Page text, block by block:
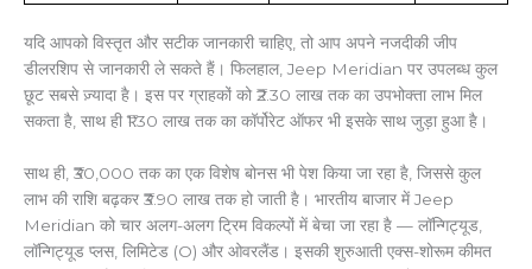
यदि आपको विस्तृत और सटीक जानकारी चाहिए, तो आप अपने नजदीकी जीप
डीलरशिप से जानकारी ले सकते हैं। फिलहाल, Jeep Meridian पर उपलब्ध कुल
छूट सबसे ज़्यादा है। इस पर ग्राहकों को ₹2.30 लाख तक का उपभोक्ता लाभ मिल
सकता है, साथ ही ₹1.30 लाख तक का कॉर्पोरेट ऑफर भी इसके साथ जुड़ा हुआ है।
साथ ही, ₹30,000 तक का एक विशेष बोनस भी पेश किया जा रहा है, जिससे कुल
लाभ की राशि बढ़कर ₹3.90 लाख तक हो जाती है। भारतीय बाजार में Jeep
Meridian को चार अलग-अलग ट्रिम विकल्पों में बेचा जा रहा है — लॉन्गिट्यूड,
लॉन्गिट्यूड प्लस, लिमिटेड (O) और ओवरलैंड। इसकी शुरुआती एक्स-शोरूम कीमत